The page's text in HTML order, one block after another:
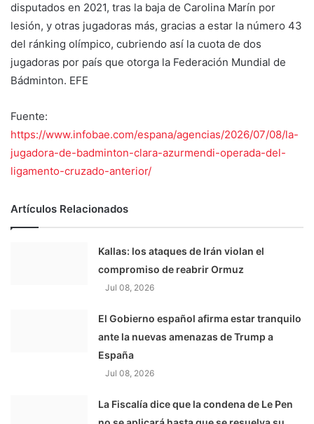
disputados en 2021, tras la baja de Carolina Marín por
lesión, y otras jugadoras más, gracias a estar la número 43
del ránking olímpico, cubriendo así la cuota de dos
jugadoras por país que otorga la Federación Mundial de
Bádminton. EFE
Fuente:
https://www.infobae.com/espana/agencias/2026/07/08/la-
jugadora-de-badminton-clara-azurmendi-operada-del-
ligamento-cruzado-anterior/
Artículos Relacionados
Kallas: los ataques de Irán violan el
compromiso de reabrir Ormuz
Jul 08, 2026
El Gobierno español afirma estar tranquilo
ante la nuevas amenazas de Trump a
España
Jul 08, 2026
La Fiscalía dice que la condena de Le Pen